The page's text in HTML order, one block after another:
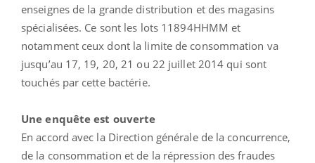
enseignes de la grande distribution et des magasins
spécialisées. Ce sont les lots 11894HHMM et
notamment ceux dont la limite de consommation va
jusqu’au 17, 19, 20, 21 ou 22 juillet 2014 qui sont
touchés par cette bactérie.
Une enquête est ouverte
En accord avec la Direction générale de la concurrence,
de la consommation et de la répression des fraudes